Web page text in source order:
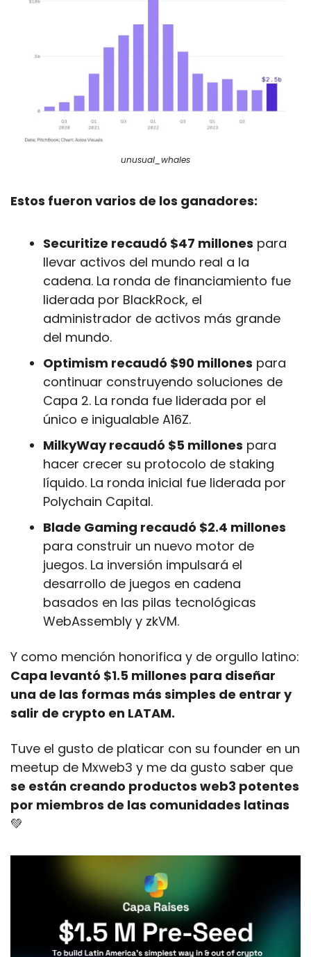
unusual_whales
Estos fueron varios de los ganadores:
Securitize recaudó $47 millones para
llevar activos del mundo real a la
cadena. La ronda de financiamiento fue
liderada por BlackRock, el
administrador de activos más grande
del mundo.
Optimism recaudó $90 millones para
continuar construyendo soluciones de
Capa 2. La ronda fue liderada por el
único e inigualable A16Z.
MilkyWay recaudó $5 millones para
hacer crecer su protocolo de staking
líquido. La ronda inicial fue liderada por
Polychain Capital.
Blade Gaming recaudó $2.4 millones
para construir un nuevo motor de
juegos. La inversión impulsará el
desarrollo de juegos en cadena
basados en las pilas tecnológicas
WebAssembly y zkVM.
Capa levantó $1.5 millones para diseñar
una de las formas más simples de entrar y
salir de crypto en LATAM.
Tuve el gusto de platicar con su founder en un
se están creando productos web3 potentes
por miembros de las comunidades latinas
💚